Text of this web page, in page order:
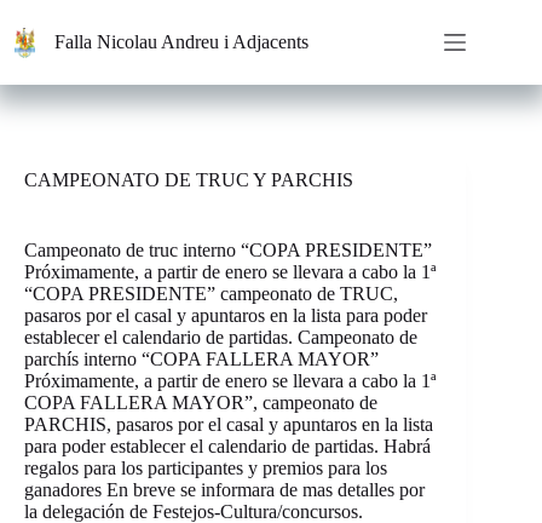
contenido
Falla Nicolau Andreu i Adjacents
CAMPEONATO DE TRUC Y PARCHIS
Campeonato de truc interno “COPA PRESIDENTE”
Próximamente, a partir de enero se llevara a cabo la 1ª
“COPA PRESIDENTE” campeonato de TRUC,
pasaros por el casal y apuntaros en la lista para poder
establecer el calendario de partidas. Campeonato de
parchís interno “COPA FALLERA MAYOR”
Próximamente, a partir de enero se llevara a cabo la 1ª
COPA FALLERA MAYOR”, campeonato de
PARCHIS, pasaros por el casal y apuntaros en la lista
para poder establecer el calendario de partidas. Habrá
regalos para los participantes y premios para los
ganadores En breve se informara de mas detalles por
la delegación de Festejos-Cultura/concursos.